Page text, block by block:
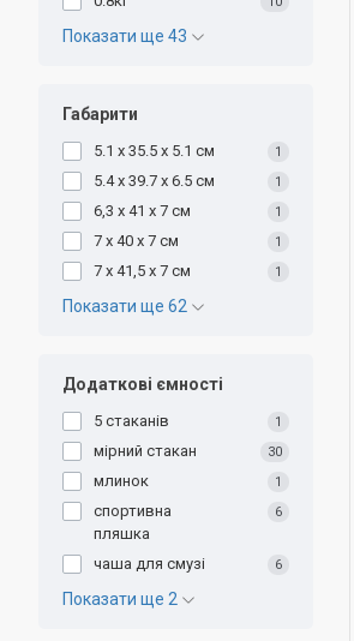
Показати ще 43
Габарити
5.1 x 35.5 x 5.1 см 1
5.4 x 39.7 x 6.5 см 1
6,3 х 41 х 7 см 1
7 x 40 x 7 см 1
7 x 41,5 x 7 см 1
Показати ще 62
Додаткові ємності
5 стаканів 1
мірний стакан 30
млинок 1
спортивна
пляшка
6
чаша для смузі 6
Показати ще 2